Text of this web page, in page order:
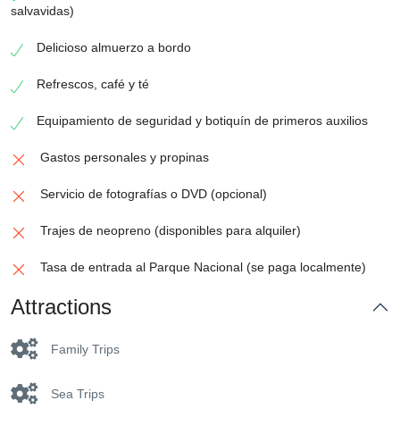
salvavidas)
Delicioso almuerzo a bordo
Refrescos, café y té
Equipamiento de seguridad y botiquín de primeros auxilios
Gastos personales y propinas
Servicio de fotografías o DVD (opcional)
Trajes de neopreno (disponibles para alquiler)
Tasa de entrada al Parque Nacional (se paga localmente)
Attractions
Family Trips
Sea Trips